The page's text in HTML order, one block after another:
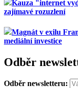
Kauza "internet
zajímavé rozuzlení
Magnát v exilu
mediální investice
Odběr
Odběr newsletteru: